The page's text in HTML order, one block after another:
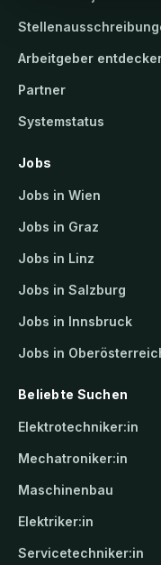
Arbeitgeber
Partner
Systemstatus
Jobs
Jobs in Wien
Jobs in Graz
Jobs in Linz
Jobs in Salzburg
Jobs in Innsbruck
Jobs in
Beliebte Suchen
Elektrotechniker:in
Mechatroniker:in
Maschinenbau
Elektriker:in
Servicetechniker:in